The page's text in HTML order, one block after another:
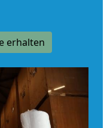
erhalten